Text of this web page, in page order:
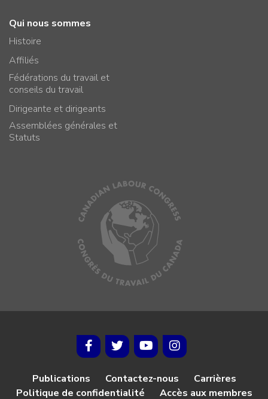
Qui nous sommes
Histoire
Affiliés
Fédérations du travail et
conseils du travail
Dirigeante et dirigeants
Assemblées générales et
Statuts
Publications Contactez-nous
Carrières
Politique de confidentialité
Accès aux membres